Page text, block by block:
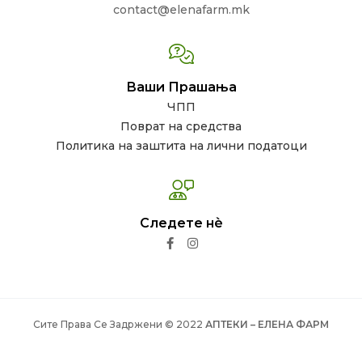
contact@elenafarm.mk
Ваши Прашања
ЧПП
Поврат на средства
Политика на заштита на лични податоци
Следете нѐ
Сите Права Се Задржени © 2022 АПТЕКИ – ЕЛЕНА ФАРМ